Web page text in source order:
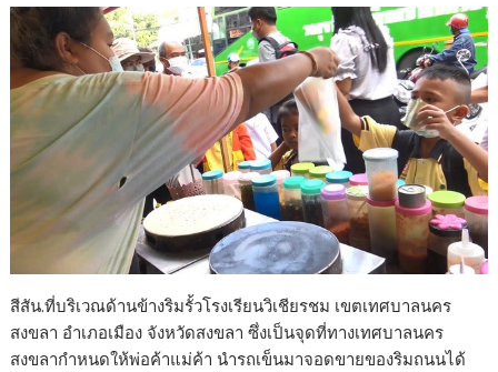
สีสัน.ที่บริเวณด้านข้างริมรั้วโรงเรียนวิเชียรชม เขตเทศบาลนคร
สงขลา อำเภอเมือง จังหวัดสงขลา ซึ่งเป็นจุดที่ทางเทศบาลนคร
สงขลากำหนดให้พ่อค้าแม่ค้า นำรถเข็นมาจอดขายของริมถนนได้